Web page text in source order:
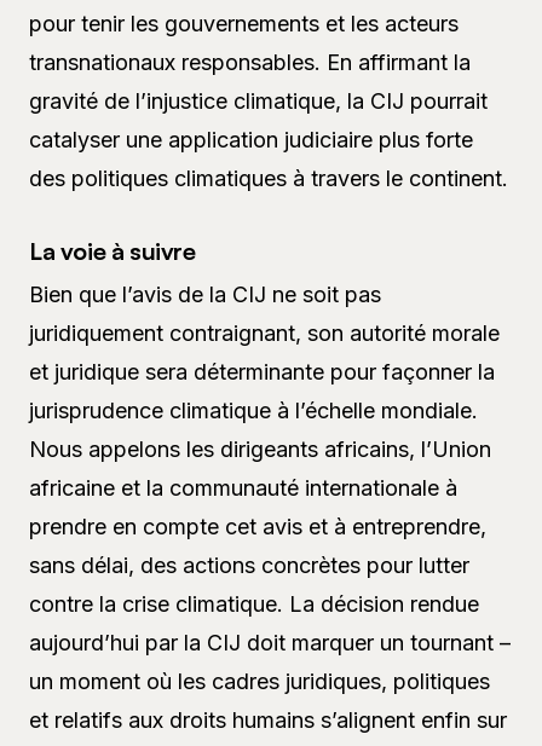
pour tenir les gouvernements et les acteurs
transnationaux responsables. En affirmant la
gravité de l’injustice climatique, la CIJ pourrait
catalyser une application judiciaire plus forte
des politiques climatiques à travers le continent.
La voie à suivre
Bien que l’avis de la CIJ ne soit pas
juridiquement contraignant, son autorité morale
et juridique sera déterminante pour façonner la
jurisprudence climatique à l’échelle mondiale.
Nous appelons les dirigeants africains, l’Union
africaine et la communauté internationale à
prendre en compte cet avis et à entreprendre,
sans délai, des actions concrètes pour lutter
contre la crise climatique. La décision rendue
aujourd’hui par la CIJ doit marquer un tournant –
un moment où les cadres juridiques, politiques
et relatifs aux droits humains s’alignent enfin sur